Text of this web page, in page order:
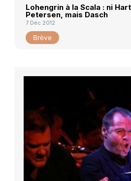
Lohengrin à la Scala : ni
Petersen, mais Dasch
7 Déc 2012
Brève